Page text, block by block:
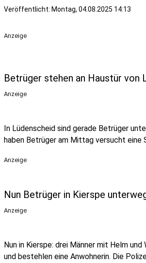
Veröffentlicht: Montag, 04.08.2025 14:13
Anzeige
Betrüger stehen an Haustür von
Anzeige
In Lüdenscheid sind gerade Betrüger
haben Betrüger am Mittag versucht eine
Anzeige
Nun Betrüger in Kierspe
Anzeige
Nun in Kierspe: drei Männer mit Helm
und bestehlen eine Anwohnerin. Die